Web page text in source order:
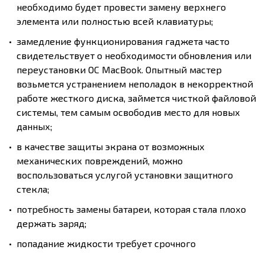
необходимо будет провести замену верхнего
элемента или полностью всей клавиатуры;
замедление функционирования гаджета часто
свидетельствует о необходимости обновления или
переустановки ОС МacВook. Опытный мастер
возьмется устранением неполадок в некорректной
работе жесткого диска, займется чисткой файловой
системы, тем самым освободив место для новых
данных;
в качестве защиты экрана от возможных
механических повреждений, можно
воспользоваться услугой установки защитного
стекла;
потребность замены батареи, которая стала плохо
держать заряд;
попадание жидкости требует срочного